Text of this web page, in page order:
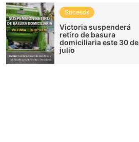
Sucesos
Victoria suspenderá
retiro de basura
domiciliaria este 30 de
julio